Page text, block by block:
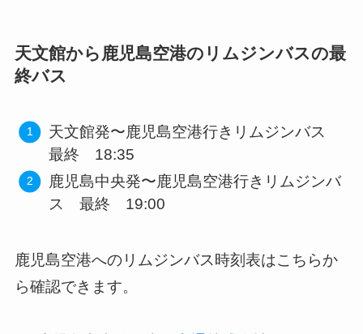
天文館から鹿児島空港のリムジンバスの最
終バス
天文館発〜鹿児島空港行きリムジンバス
最終 18:35
鹿児島中央発〜鹿児島空港行きリムジンバ
ス 最終 19:00
鹿児島空港へのリムジンバス時刻表はこちらか
ら確認できます。